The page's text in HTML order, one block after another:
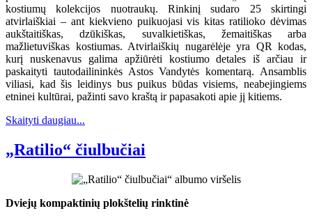
kostiumų kolekcijos nuotraukų. Rinkinį sudaro 25 skirtingi
atvirlaiškiai – ant kiekvieno puikuojasi vis kitas ratilioko dėvimas
aukštaitiškas, dzūkiškas, suvalkietiškas, žemaitiškas arba
mažlietuviškas kostiumas. Atvirlaiškių nugarėlėje yra QR kodas,
kurį nuskenavus galima apžiūrėti kostiumo detales iš arčiau ir
paskaityti tautodailininkės Astos Vandytės komentarą. Ansamblis
viliasi, kad šis leidinys bus puikus būdas visiems, neabejingiems
etninei kultūrai, pažinti savo kraštą ir papasakoti apie jį kitiems.
Skaityti daugiau...
„Ratilio“ čiulbučiai
Dviejų kompaktinių plokštelių rinktinė